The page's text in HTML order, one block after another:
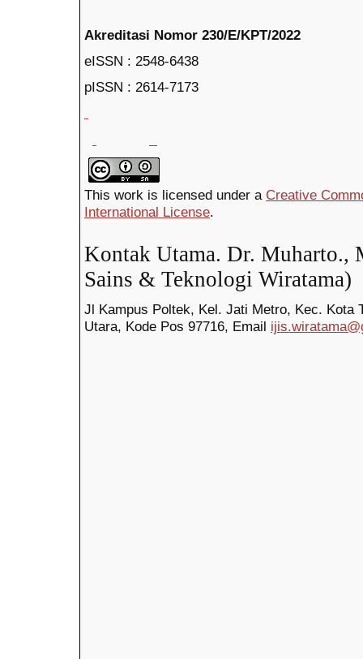
Akreditasi Nomor 230/E/KPT/2022
eISSN : 2548-6438
pISSN : 2614-
This work is licensed under a Creative
International License.
Kontak Utama. Dr. Muharto.,
Sains & Teknologi Wiratama)
Jl Kampus Poltek, Kel. Jati Metro, Kec. Kota
Utara, Kode Pos 97716, Email